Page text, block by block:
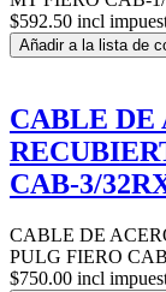
$592.50 incl
Añadir a la lista de
CABLE DE
CAB-3/
CABLE DE
PULG FIERO
$750.00 incl